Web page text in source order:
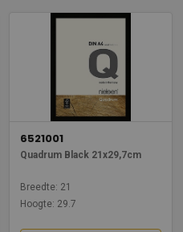
6521001
Quadrum Black 21x29,7cm
Breedte: 21
Hoogte: 29.7